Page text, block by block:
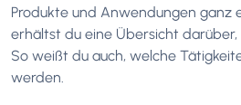
Produkte und Anwendungen ganz
erhältst du eine Übersicht
So weißt du auch, welche
werden.